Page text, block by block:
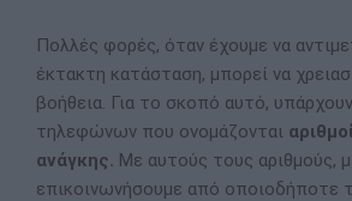
Πολλές φορές, όταν έχουμε να
έκτακτη κατάσταση, μπορεί να
βοήθεια. Για το σκοπό αυτό,
τηλεφώνων που ονομάζονται
ανάγκης. Με αυτούς τους αριθμούς,
επικοινωνήσουμε από οποιοδήποτε